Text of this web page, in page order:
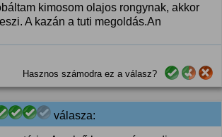
kimosom olajos rongynak, akkor
A kazán a tuti megoldás.An
Hasznos számodra ez a válasz?
válasza: